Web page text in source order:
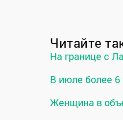
Читайте
На границе с
В июле более
Женщина в